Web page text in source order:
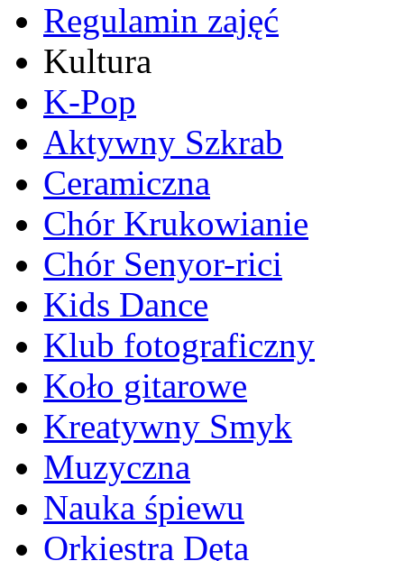
Regulamin zajęć
Kultura
K-Pop
Aktywny Szkrab
Ceramiczna
Chór Krukowianie
Chór Senyor-rici
Kids Dance
Klub fotograficzny
Koło gitarowe
Kreatywny Smyk
Muzyczna
Nauka śpiewu
Orkiestra Dęta